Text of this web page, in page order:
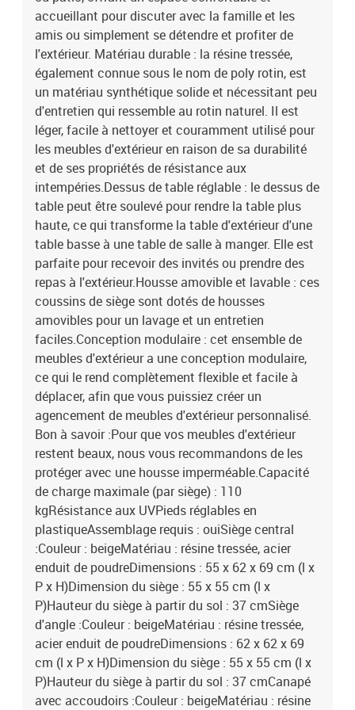
beigeMatériau : résine tressée, acier enduit de poudre, bois
d'acacia massif avec finition à l'huileDimensions : 100 x 55 x
44/73 cm (L x l x H)Coussin :Couleur : gris clairMatériau de la
couverture : tissu (100 % polyester)Matériau de remplissage du
coussin de siège : mousseMatériau de remplissage du coussin de
dossier : fibre de cotonDimensions du coussin de siège : 55 x 55 x
3 cm (l x P x é)Dimensions du coussin de dossier : 55 x 45 x 13 cm
(L x l x é)La livraison contient :1 x table de jardin2 x siège d'angle6
x siège central2 x canapé avec accoudoirs12 x coussin de
dossier10 x coussin de siège avec housse amovible et lavable
accueillant pour discuter avec la famille et les
amis ou simplement se détendre et profiter de
l'extérieur. Matériau durable : la résine tressée,
également connue sous le nom de poly rotin, est
un matériau synthétique solide et nécessitant peu
d'entretien qui ressemble au rotin naturel. Il est
léger, facile à nettoyer et couramment utilisé pour
les meubles d'extérieur en raison de sa durabilité
et de ses propriétés de résistance aux
intempéries.Dessus de table réglable : le dessus de
table peut être soulevé pour rendre la table plus
haute, ce qui transforme la table d'extérieur d'une
table basse à une table de salle à manger. Elle est
parfaite pour recevoir des invités ou prendre des
repas à l'extérieur.Housse amovible et lavable : ces
coussins de siège sont dotés de housses
amovibles pour un lavage et un entretien
faciles.Conception modulaire : cet ensemble de
meubles d'extérieur a une conception modulaire,
ce qui le rend complètement flexible et facile à
déplacer, afin que vous puissiez créer un
agencement de meubles d'extérieur personnalisé.
Bon à savoir :Pour que vos meubles d'extérieur
restent beaux, nous vous recommandons de les
protéger avec une housse imperméable.Capacité
de charge maximale (par siège) : 110
kgRésistance aux UVPieds réglables en
plastiqueAssemblage requis : ouiSiège central
:Couleur : beigeMatériau : résine tressée, acier
enduit de poudreDimensions : 55 x 62 x 69 cm (l x
P x H)Dimension du siège : 55 x 55 cm (l x
P)Hauteur du siège à partir du sol : 37 cmSiège
d'angle :Couleur : beigeMatériau : résine tressée,
acier enduit de poudreDimensions : 62 x 62 x 69
cm (l x P x H)Dimension du siège : 55 x 55 cm (l x
P)Hauteur du siège à partir du sol : 37 cmCanapé
avec accoudoirs :Couleur : beigeMatériau : résine